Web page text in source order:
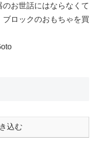
お世話にはならなくて
ロックのおもちゃを買
込む